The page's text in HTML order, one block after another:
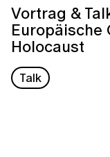
Vortrag &
Holocaust
Talk